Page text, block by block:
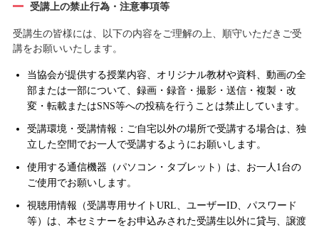
受講上の禁止行為・注意事項等
受講生の皆様には、以下の内容をご理解の上、順守いただきご受
講をお願いいたします。
当協会が提供する授業内容、オリジナル教材や資料、動画の全
部または一部について、録画・録音・撮影・送信・複製・改
変・転載またはSNS等への投稿を行うことは禁止しています。
受講環境・受講情報：ご自宅以外の場所で受講する場合は、独
立した空間でお一人で受講するようにお願いします。
使用する通信機器（パソコン・タブレット）は、お一人1台の
ご使用でお願いします。
視聴用情報（受講専用サイトURL、ユーザーID、パスワード
等）は、本セミナーをお申込みされた受講生以外に貸与、譲渡